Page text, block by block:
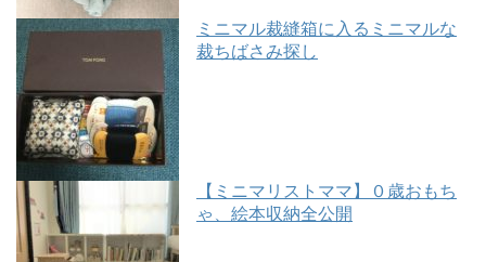
ミニマル裁縫箱に入るミニマルな
裁ちばさみ探し
【ミニマリストママ】０歳おもち
ゃ、絵本収納全公開